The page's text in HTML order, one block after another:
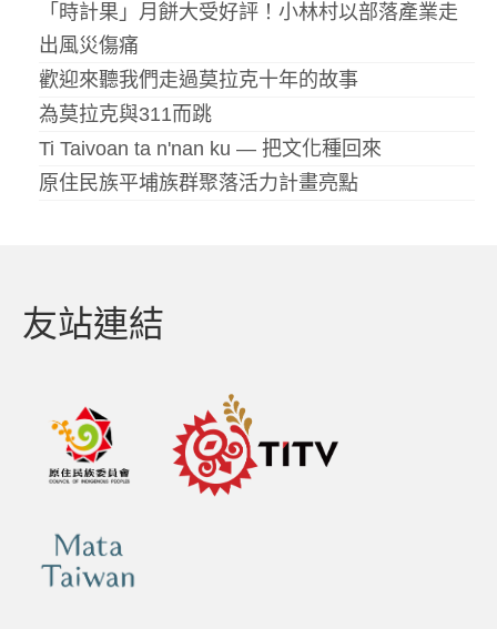
「時計果」月餅大受好評！小林村以部落產業走
出風災傷痛
歡迎來聽我們走過莫拉克十年的故事
為莫拉克與311而跳
Ti Taivoan ta n'nan ku — 把文化種回來
原住民族平埔族群聚落活力計畫亮點
友站連結